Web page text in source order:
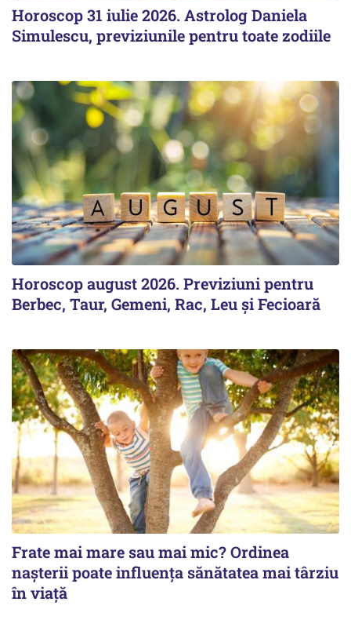
Horoscop 31 iulie 2026. Astrolog Daniela
Simulescu, previziunile pentru toate zodiile
Horoscop august 2026. Previziuni pentru
Berbec, Taur, Gemeni, Rac, Leu și Fecioară
Frate mai mare sau mai mic? Ordinea
nașterii poate influența sănătatea mai târziu
în viață